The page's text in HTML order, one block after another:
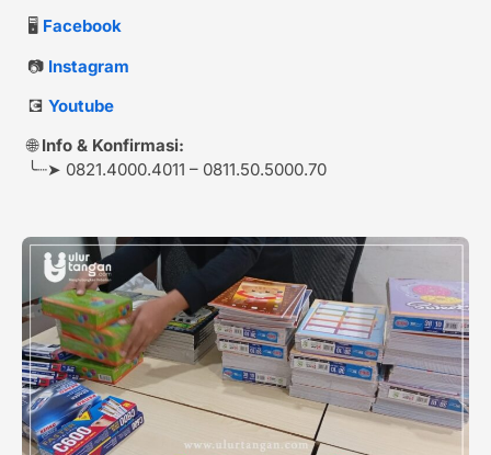
🖥️ Facebook
📷 Instagram
💽 Youtube
🌐Info & Konfirmasi:
╰┈➤ 0821.4000.4011 – 0811.50.5000.70